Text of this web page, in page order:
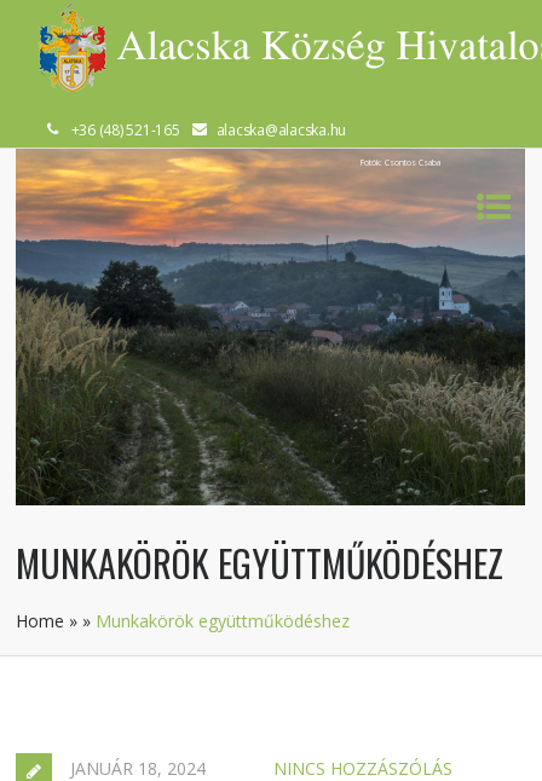
+36 (48) 521-165 alacska@alacska.hu
Fotók: Csontos Csaba
MUNKAKÖRÖK EGYÜTTMŰKÖDÉSHEZ
Home » » Munkakörök együttműködéshez
JANUÁR 18, 2024 NINCS HOZZÁSZÓLÁS